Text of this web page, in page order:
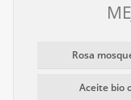
Rosa
Aceite bio